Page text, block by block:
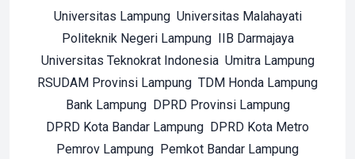
Universitas Lampung Universitas Malahayati
Politeknik Negeri Lampung IIB Darmajaya
Universitas Teknokrat Indonesia Umitra Lampung
RSUDAM Provinsi Lampung TDM Honda Lampung
Bank Lampung DPRD Provinsi Lampung
DPRD Kota Bandar Lampung DPRD Kota Metro
Pemrov Lampung Pemkot Bandar Lampung